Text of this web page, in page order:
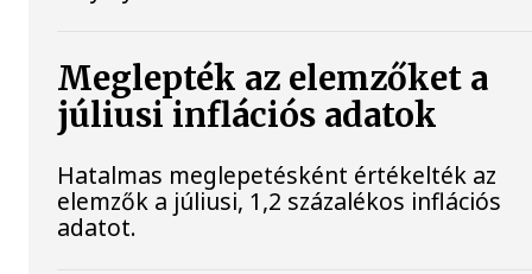
Meglepték az elemzőket a
júliusi inflációs adatok
Hatalmas meglepetésként értékelték az
elemzők a júliusi, 1,2 százalékos inflációs
adatot.